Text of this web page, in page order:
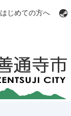
はじめての方へ